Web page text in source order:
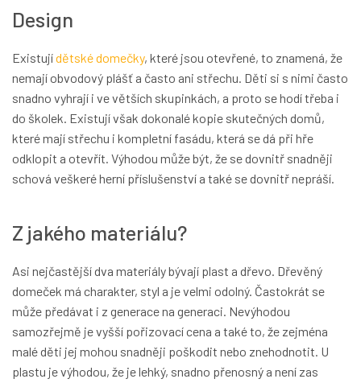
Design
Existujídětské domečky, které jsou otevřené, to znamená, že
nemají obvodový plášť a často ani střechu. Děti si s nimi často
snadno vyhrají i ve větších skupinkách, a proto se hodí třeba i
do školek. Existují však dokonalé kopie skutečných domů,
které mají střechu i kompletní fasádu, která se dá při hře
odklopit a otevřít. Výhodou může být, že se dovnitř snadněji
schová veškeré herní příslušenství a také se dovnitř nepráší.
Z jakého materiálu?
Asi nejčastější dva materiály bývají plast a dřevo. Dřevěný
domeček má charakter, styl a je velmi odolný. Častokrát se
může předávat i z generace na generaci. Nevýhodou
samozřejmě je vyšší pořizovací cena a také to, že zejména
malé děti jej mohou snadněji poškodit nebo znehodnotit. U
plastu je výhodou, že je lehký, snadno přenosný a není zas